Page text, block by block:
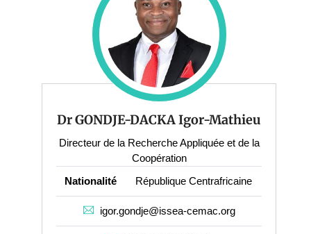
Dr GONDJE-DACKA Igor-Mathieu
Directeur de la Recherche Appliquée et de la
Coopération
Nationalité
République Centrafricaine
igor.gondje@issea-cemac.org